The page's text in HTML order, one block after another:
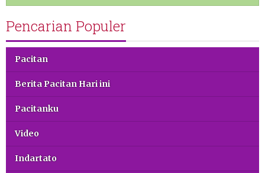
Pencarian Populer
Pacitan
Berita Pacitan Hari ini
Pacitanku
Video
Indartato